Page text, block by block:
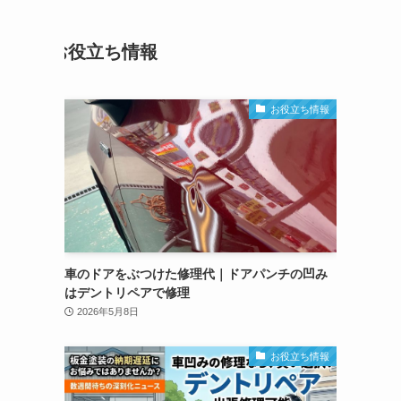
お役立ち情報
お役立ち情報
車のドアをぶつけた修理代｜ドアパンチの凹み
はデントリペアで修理
2026年5月8日
お役立ち情報